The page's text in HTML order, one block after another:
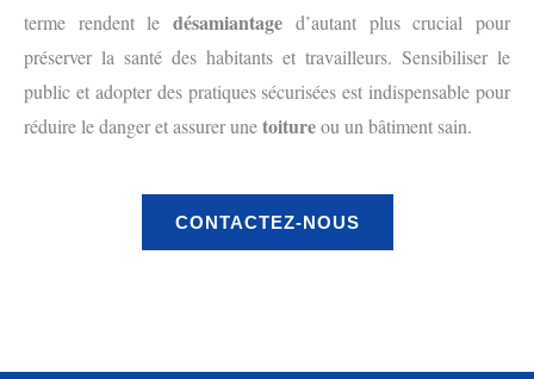
terme rendent ledésamiantage d’autant plus crucial pour
préserver la santé des habitants et travailleurs. Sensibiliser le
public et adopter des pratiques sécurisées est indispensable pour
réduire le danger et assurer unetoitureou un bâtiment sain.
CONTACTEZ-NOUS